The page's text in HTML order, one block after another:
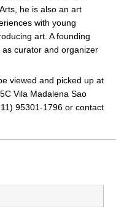
he is also an art
with young
art. A founding
as curator and organizer
viewed and picked up at
Vila Madalena Sao
95301-1796 or contact